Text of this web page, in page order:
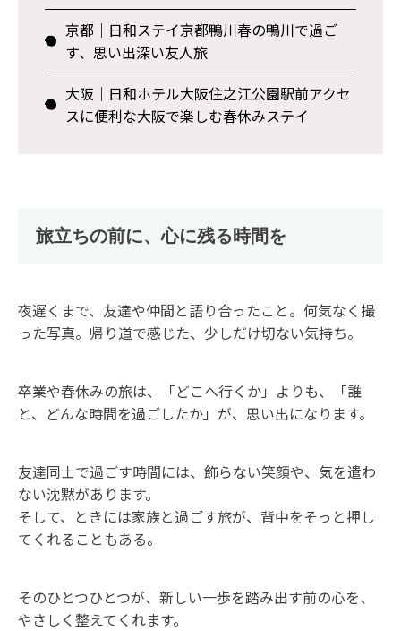
京都｜日和ステイ京都鴨川――春の鴨川で過ご
す、思い出深い友人旅
大阪｜日和ホテル大阪住之江公園駅前――アクセ
スに便利な大阪で楽しむ春休みステイ
旅立ちの前に、心に残る時間を
夜遅くまで、友達や仲間と語り合ったこと。何気なく撮
った写真。帰り道で感じた、少しだけ切ない気持ち。
卒業や春休みの旅は、「どこへ行くか」よりも、「誰
と、どんな時間を過ごしたか」が、思い出になります。
友達同士で過ごす時間には、飾らない笑顔や、気を遣わ
ない沈黙があります。
そして、ときには家族と過ごす旅が、背中をそっと押し
てくれることもある。
そのひとつひとつが、新しい一歩を踏み出す前の心を、
やさしく整えてくれます。